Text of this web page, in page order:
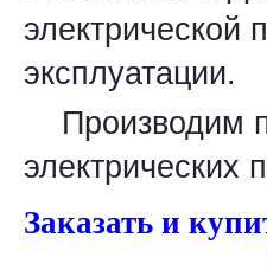
электрической
эксплуатации.
Производим
электрических
Заказать и